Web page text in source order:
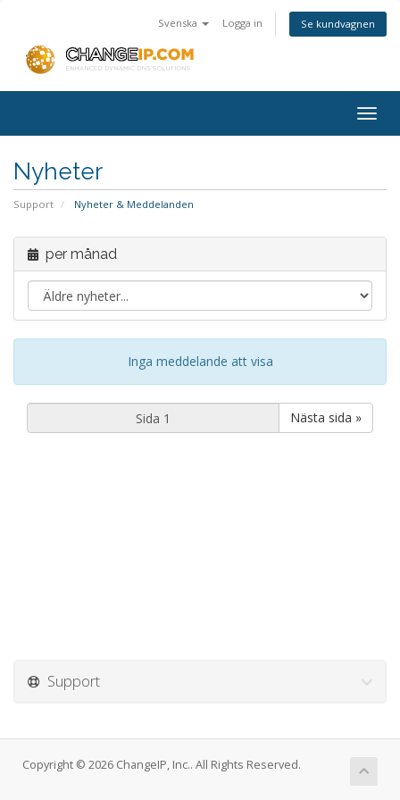
Svenska Logga in Se kundvagnen
Nyheter
Support Nyheter & Meddelanden
per månad
Inga meddelande att visa
Nästa sida »
Support
Copyright © 2026 ChangeIP, Inc.. All Rights Reserved.